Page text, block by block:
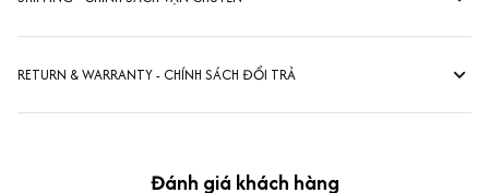
RETURN & WARRANTY - CHÍNH SÁCH ĐỔI TRẢ
Đánh giá khách hàng